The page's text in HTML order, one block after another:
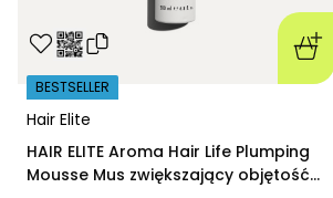
Hair Elite
BESTSELLER
HAIR ELITE Aroma Hair Life Plumping
Mousse Mus zwiększający objętość